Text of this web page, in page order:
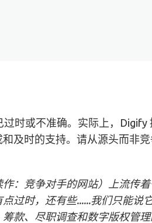
过时或不准确。实际上，
及时的支持。请从源头而非
：竞争对手的网站）上流传着
过时，还有些......我们只能说
款、尽职调查和数字版权管